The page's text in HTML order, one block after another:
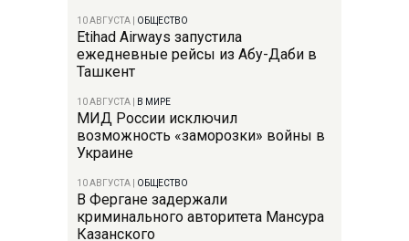
10 АВГУСТА ОБЩЕСТВО
Etihad Airways запустила
ежедневные рейсы из Абу-Даби в
Ташкент
10 АВГУСТА В МИРЕ
МИД России исключил
возможность «заморозки» войны в
Украине
10 АВГУСТА ОБЩЕСТВО
В Фергане задержали
криминального авторитета Мансура
Казанского